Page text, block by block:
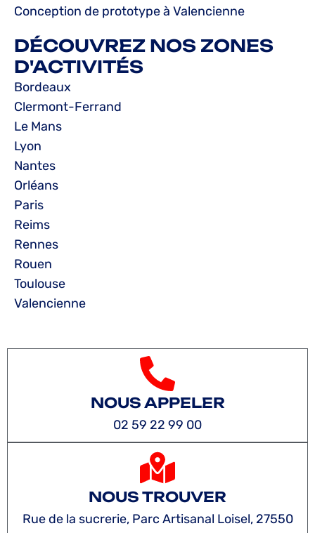
Conception de prototype à Valencienne
DÉCOUVREZ NOS ZONES
D'ACTIVITÉS
Bordeaux
Clermont-Ferrand
Le Mans
Lyon
Nantes
Orléans
Paris
Reims
Rennes
Rouen
Toulouse
Valencienne
NOUS APPELER
02 59 22 99 00
NOUS TROUVER
Rue de la sucrerie, Parc Artisanal Loisel, 27550